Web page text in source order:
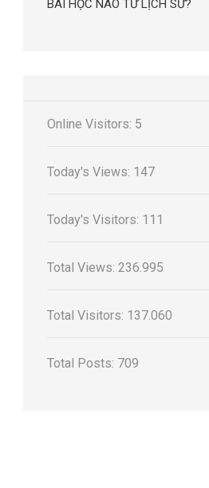
BÀI HỌC NÀO TỪ LỊCH SỬ?
Online Visitors: 5
Today's Views: 147
Today's Visitors: 111
Total Views:236.995
Total Visitors: 137.060
Total Posts: 709